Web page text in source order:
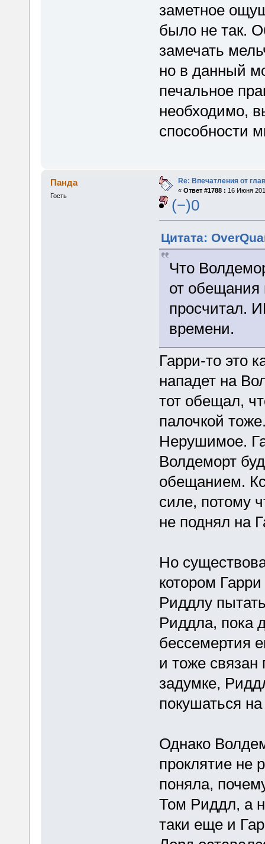
заметное
было не так.
замечать
но в данный
печальное
необходимо,
способности
Панда
Гость
Re: Впечатления от
« Ответ #1788 : 16 Июня
(−)0
Цитата:
Что
от обещания
просчитал.
времени.
Гарри-то это
нападет на
тот обещал,
палочкой
Нерушимое.
Волдеморт
обещанием.
силе, потому
не поднял на
Но
котором
Риддлу
Риддла, пока
бессемертия
и тоже связан
задумке,
покушаться
Однако
проклятие не
поняла,
Том Риддл, а
таки еще и